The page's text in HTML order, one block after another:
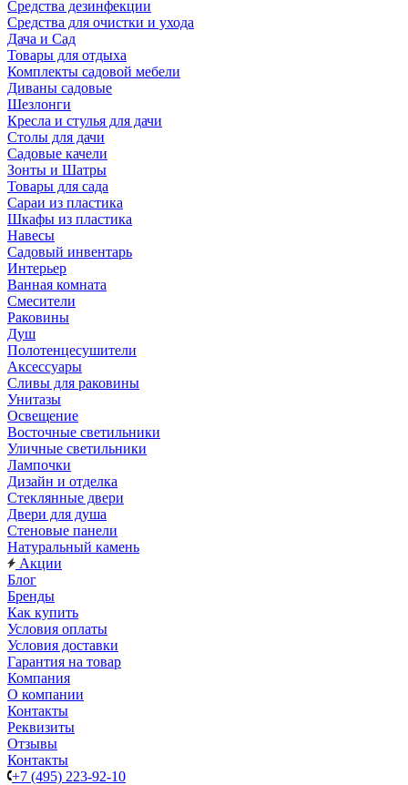
Средства дезинфекции
Средства для очистки и ухода
Дача и Сад
Товары для отдыха
Комплекты садовой мебели
Диваны садовые
Шезлонги
Кресла и стулья для дачи
Столы для дачи
Садовые качели
Зонты и Шатры
Товары для сада
Сараи из пластика
Шкафы из пластика
Навесы
Садовый инвентарь
Интерьер
Ванная комната
Смесители
Раковины
Душ
Полотенцесушители
Аксессуары
Сливы для раковины
Унитазы
Освещение
Восточные светильники
Уличные светильники
Лампочки
Дизайн и отделка
Стеклянные двери
Двери для душа
Стеновые панели
Натуральный камень
Акции
Блог
Бренды
Как купить
Условия оплаты
Условия доставки
Гарантия на товар
Компания
О компании
Контакты
Реквизиты
Отзывы
Контакты
+7 (495) 223-92-10